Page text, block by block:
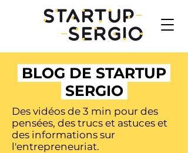
BLOG DE STARTUP
SERGIO
Des vidéos de 3 min pour des
pensées, des trucs et astuces et
des informations sur
l'entrepreneuriat.